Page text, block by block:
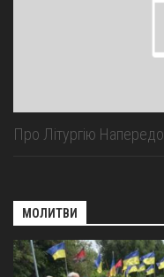
Про Літургію
МОЛИТВИ